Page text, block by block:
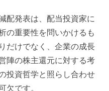
配発表は、配当投資家に
の重要性を問いかけるも
だけでなく、企業の成長
陣の株主還元に対する考
投資哲学と照らし合わせ
欠です。